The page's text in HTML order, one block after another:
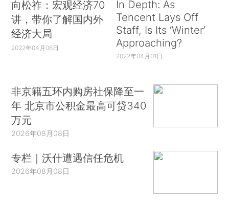
向松祚：宏观经济70
讲，带你了解国内外
经济大局
2022年04月06日
In Depth: As
Tencent Lays Off
Staff, Is Its ‘Winter’
Approaching?
2022年04月01日
非京籍五环内购房社保降至一
年 北京市公积金最高可贷340
万元
2026年08月08日
专栏｜沃什遭遇信任危机
2026年08月08日